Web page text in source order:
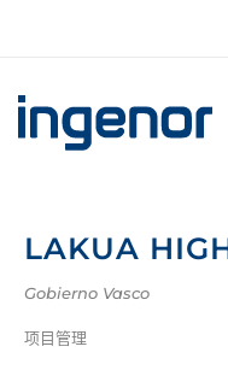
LAKUA
Gobierno Vasco
项目管理